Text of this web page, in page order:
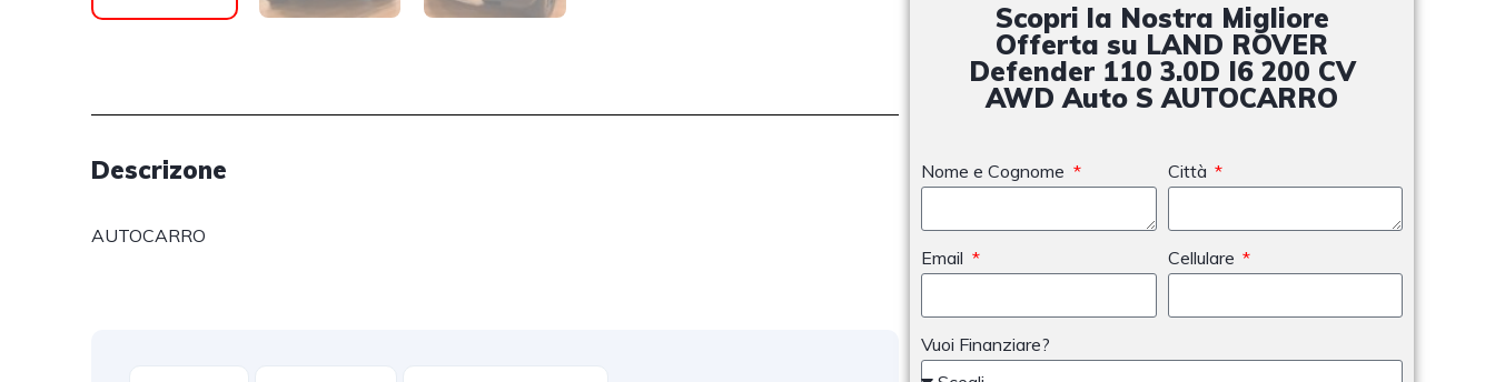
Descrizone
AUTOCARRO
Scopri la Nostra Migliore
Offerta su LAND ROVER
Defender 110 3.0D I6 200 CV
AWD Auto S AUTOCARRO
Nome e Cognome Città
Email Cellulare
Vuoi Finanziare?